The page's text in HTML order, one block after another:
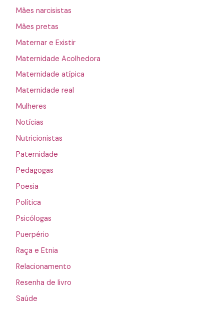
Mães narcisistas
Mães pretas
Maternar e Existir
Maternidade Acolhedora
Maternidade atípica
Maternidade real
Mulheres
Notícias
Nutricionistas
Paternidade
Pedagogas
Poesia
Política
Psicólogas
Puerpério
Raça e Etnia
Relacionamento
Resenha de livro
Saúde